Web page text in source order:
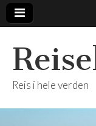
Reis i hele verden